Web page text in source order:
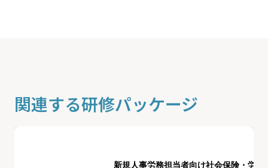
関連する研修パッケージ
新規人事労務担当者向け社会保険・労働